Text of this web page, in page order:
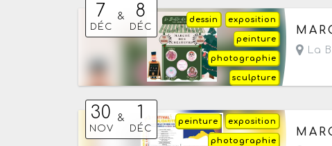
7
DÉC
& 8
DÉC
exposition
dessin
peinture
photographie
sculpture
Du
La
30
NOV
& 1
DÉC
exposition
peinture
photographie
Du